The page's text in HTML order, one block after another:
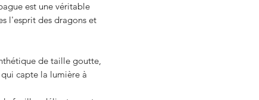
est une véritable
l'esprit des dragons et
de taille goutte,
capte la lumière à